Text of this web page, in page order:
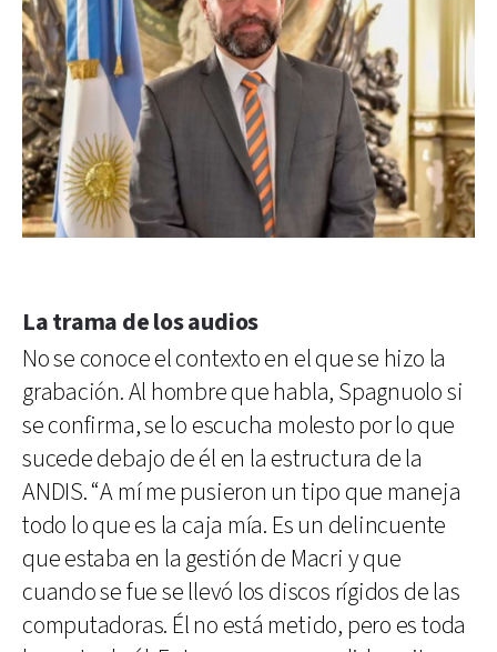
La trama de los audios
No se conoce el contexto en el que se hizo la
grabación. Al hombre que habla, Spagnuolo si
se confirma, se lo escucha molesto por lo que
sucede debajo de él en la estructura de la
ANDIS. “A mí me pusieron un tipo que maneja
todo lo que es la caja mía. Es un delincuente
que estaba en la gestión de Macri y que
cuando se fue se llevó los discos rígidos de las
computadoras. Él no está metido, pero es toda